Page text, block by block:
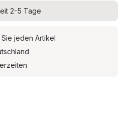
2-5 Tage
jeden Artikel